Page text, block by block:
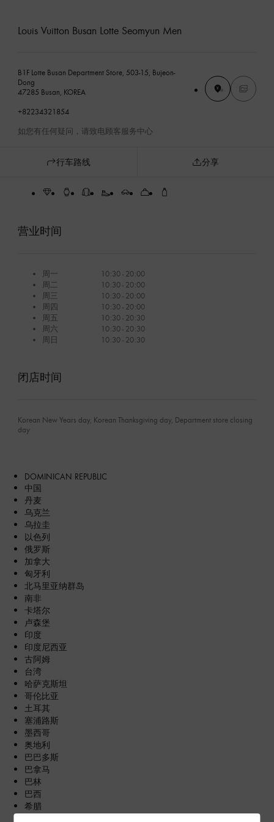
Louis Vuitton Busan Lotte Seomyun Men
B1F Lotte Busan Department Store, 503-15, Bujeon-
Dong
47285 Busan, KOREA
+82234321854
如您有任何疑问，请致电顾客服务中心
行车路线 分享
营业时间
周一
10:30 - 20:00
周二
10:30 - 20:00
周三
10:30 - 20:00
周四
10:30 - 20:00
周五
10:30 - 20:30
周六
10:30 - 20:30
周日
10:30 - 20:30
闭店时间
Korean New Years day, Korean Thanksgiving day, Department store closing
day
DOMINICAN REPUBLIC
中国
丹麦
乌克兰
乌拉圭
以色列
俄罗斯
加拿大
匈牙利
北马里亚纳群岛
南非
卡塔尔
卢森堡
印度
印度尼西亚
古阿姆
台湾
哈萨克斯坦
哥伦比亚
土耳其
塞浦路斯
墨西哥
奥地利
巴巴多斯
巴拿马
巴林
巴西
希腊